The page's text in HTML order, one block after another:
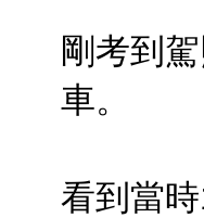
剛考到
車。
看到當